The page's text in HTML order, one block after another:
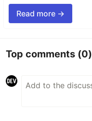
Read more →
Top comments (0)